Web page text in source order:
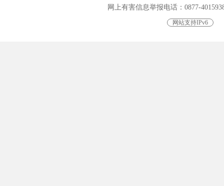
网上有害信息举报电话：0877-
网站支持IPv6